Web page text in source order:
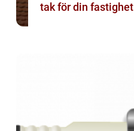
tak för din fastighet